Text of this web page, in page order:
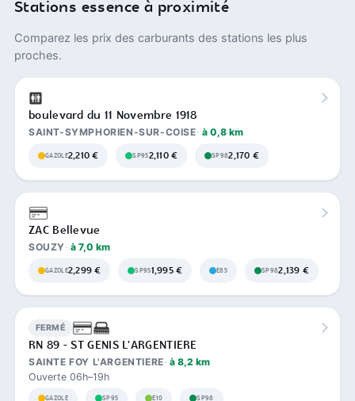
Stations essence à proximité
Comparez les prix des carburants des stations les plus
proches.
boulevard du 11 Novembre 1918
SAINT-SYMPHORIEN-SUR-COISE à 0,8 km
GAZOLE2,210 € SP952,110 € SP982,170 €
ZAC Bellevue
SOUZY à 7,0 km
GAZOLE2,299 € SP951,995 € E85 SP982,139 €
FERMÉ
RN 89 - ST GENIS L'ARGENTIERE
SAINTE FOY L'ARGENTIERE à 8,2 km
Ouverte 06h–19h
GAZOLE SP95 E10 SP98